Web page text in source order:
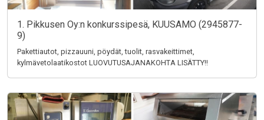
1. Pikkusen Oy:n konkurssipesä, KUUSAMO (2945877-
9)
Pakettiautot, pizzauuni, pöydät, tuolit, rasvakeittimet,
kylmävetolaatikostot LUOVUTUSAJANAKOHTA LISÄTTY!!